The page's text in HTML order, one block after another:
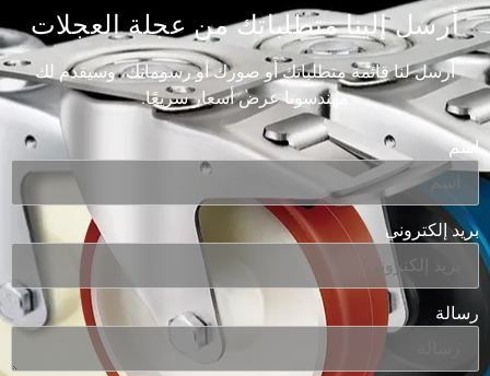
أرسل إلينا متطلباتك من عجلة العجلات
أرسل لنا قائمة متطلباتك أو صورك أو رسوماتك، وسيقدم لك
مهندسونا عرض أسعار سريعًا.
اسم
بريد إلكتروني
رسالة